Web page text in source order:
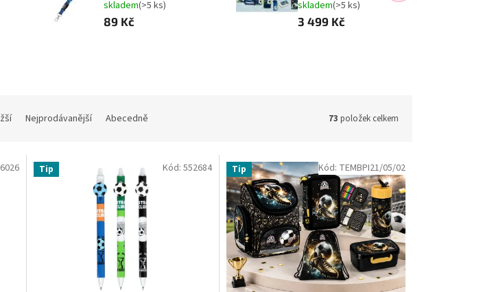
skladem(>5 ks)
89 Kč
98926/015
skladem(>5 ks)
3 499 Kč
Nejprodávanější Abecedně 73 položek celkem
Tip Kód: 552684 Tip Kód: TEMBPI21/05/02